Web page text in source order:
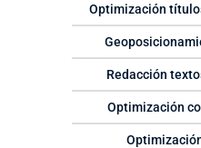
Optimización
Redacción
Optimización